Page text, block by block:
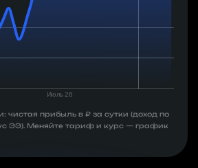
чистая прибыль в ₽ за сутки (доход по
ЭЭ). Меняйте тариф и курс — график